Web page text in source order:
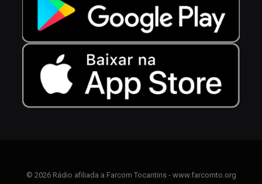
© 2026 Rádio afiliada a Farcom Tocantins - www.farcomto.org